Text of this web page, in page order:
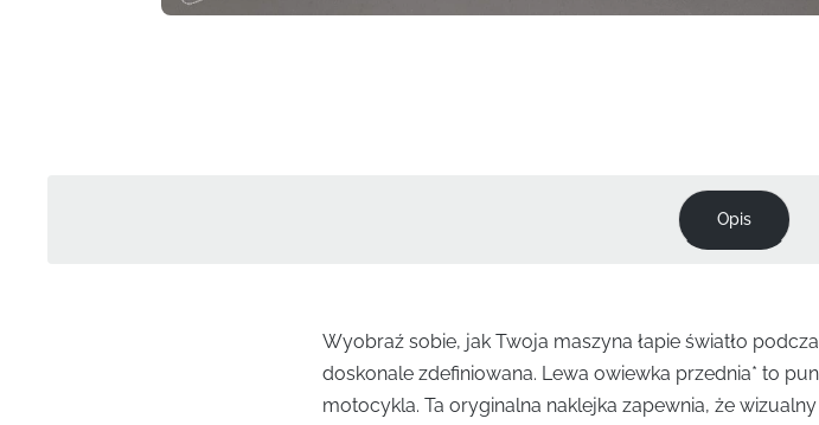
Opis
Wyobraź sobie, jak Twoja maszyna łapie światło
doskonale zdefiniowana. Lewa owiewka przednia* to
motocykla. Ta oryginalna naklejka zapewnia, że